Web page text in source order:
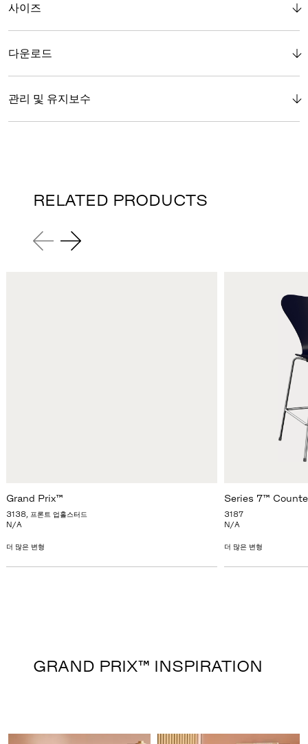
사이즈
다운로드
관리 및 유지보수
RELATED PRODUCTS
Grand Prix™
3138, 프론트 업홀스터드
N/A
더 많은 변형
Series 7™
3187
N/A
더 많은 변형
GRAND PRIX™ INSPIRATION